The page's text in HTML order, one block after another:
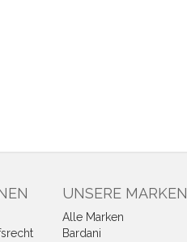
UNSERE MARKEN
Alle Marken
Bardani